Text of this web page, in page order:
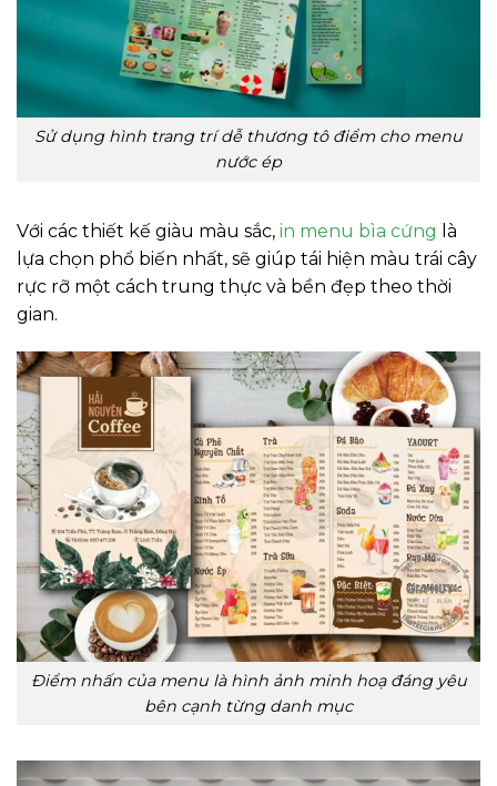
Sử dụng hình trang trí dễ thương tô điểm cho menu
nước ép
Với các thiết kế giàu màu sắc, in menu bìa cứng là
lựa chọn phổ biến nhất, sẽ giúp tái hiện màu trái cây
rực rỡ một cách trung thực và bền đẹp theo thời
gian.
Điểm nhấn của menu là hình ảnh minh hoạ đáng yêu
bên cạnh từng danh mục